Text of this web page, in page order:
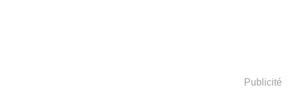
Publicité